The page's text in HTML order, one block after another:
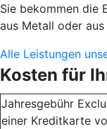
Sie bekommen die
aus Metall oder
Alle Leistungen
Kosten für
Jahresgebühr
einer Kreditkarte